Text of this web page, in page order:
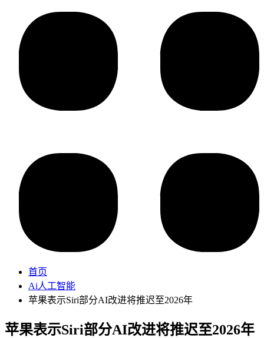
首页
Ai人工智能
苹果表示Siri部分AI改进将推迟至2026年
苹果表示Siri部分AI改进将推迟至2026年